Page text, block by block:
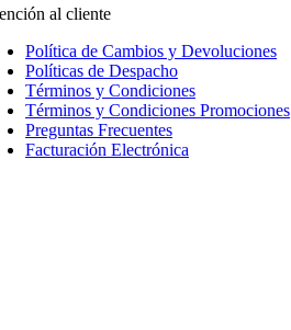
al cliente
Política de Cambios y Devoluciones
Políticas de Despacho
Términos y Condiciones
Términos y Condiciones Promociones
Preguntas Frecuentes
Facturación Electrónica